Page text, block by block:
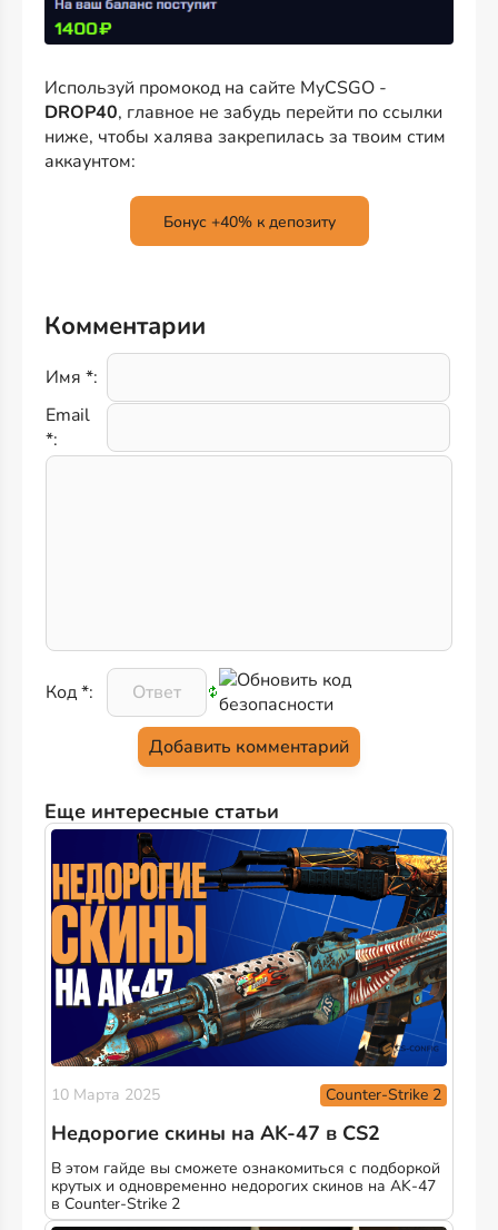
Используй промокод на сайте MyCSGO -
DROP40, главное не забудь перейти по ссылки
ниже, чтобы халява закрепилась за твоим стим
аккаунтом:
Бонус +40% к депозиту
Комментарии
Имя *:
Email
*:
Код *:
Еще интересные статьи
10 Марта 2025 Counter-Strike 2
Недорогие скины на AK-47 в CS2
В этом гайде вы сможете ознакомиться с подборкой
крутых и одновременно недорогих скинов на AK-47
в Counter-Strike 2